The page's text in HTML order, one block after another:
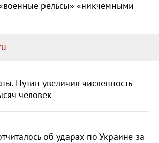
рельсы» «никчемными
Путин увеличил численность
человек
об ударах по Украине за